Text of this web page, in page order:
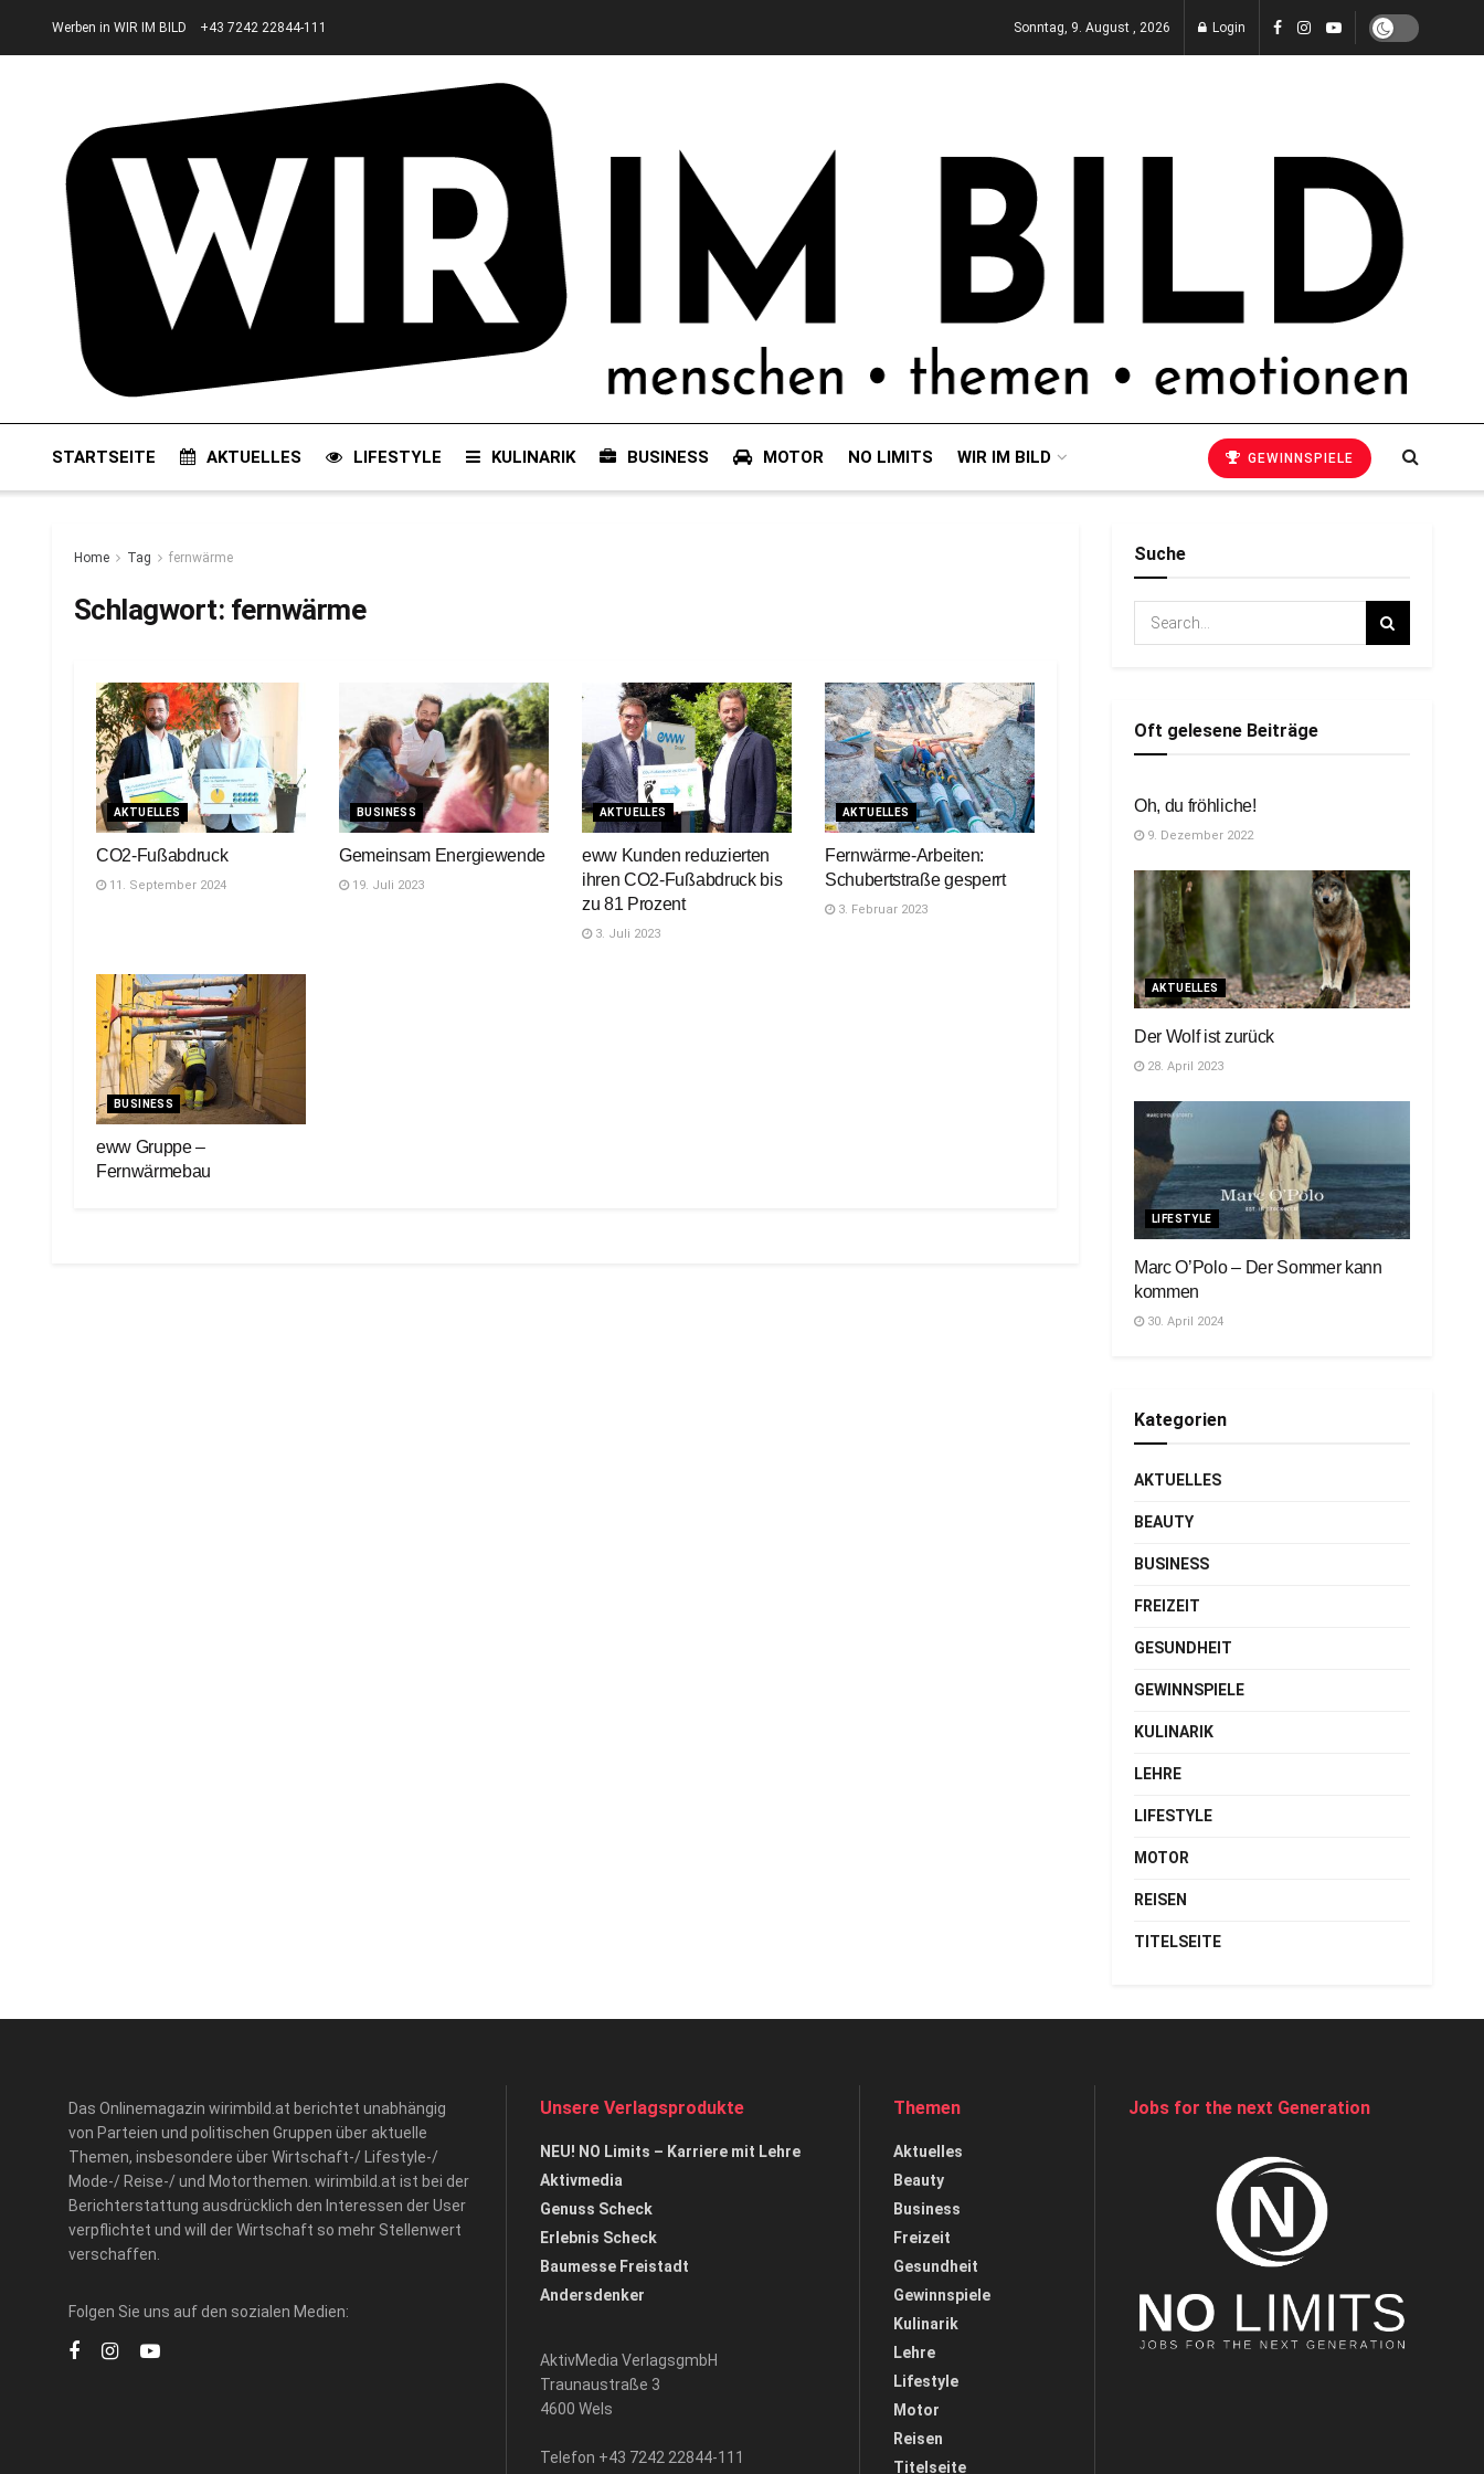
Werben in WIR IM BILD +43 7242 22844-111 Sonntag, 9. August , 2026 Login
STARTSEITE AKTUELLES LIFESTYLE KULINARIK BUSINESS MOTOR NO LIMITS WIR IM BILD GEWINNSPIELE
Home Tag fernwärme
Schlagwort: fernwärme
AKTUELLES
CO2-Fußabdruck
11. September 2024
BUSINESS
Gemeinsam Energiewende
19. Juli 2023
AKTUELLES
eww Kunden reduzierten
ihren CO2-Fußabdruck bis
zu 81 Prozent
3. Juli 2023
AKTUELLES
Fernwärme-Arbeiten:
Schubertstraße gesperrt
3. Februar 2023
BUSINESS
eww Gruppe –
Fernwärmebau
Suche
Oft gelesene Beiträge
TITELSEITE
Oh, du fröhliche!
9. Dezember 2022
AKTUELLES
Der Wolf ist zurück
28. April 2023
LIFESTYLE
Marc O’Polo – Der Sommer kann
kommen
30. April 2024
Kategorien
AKTUELLES
BEAUTY
BUSINESS
FREIZEIT
GESUNDHEIT
GEWINNSPIELE
KULINARIK
LEHRE
LIFESTYLE
MOTOR
REISEN
TITELSEITE
Das Onlinemagazin wirimbild.at berichtet unabhängig
von Parteien und politischen Gruppen über aktuelle
Themen, insbesondere über Wirtschaft-/ Lifestyle-/
Mode-/ Reise-/ und Motorthemen. wirimbild.at ist bei der
Berichterstattung ausdrücklich den Interessen der User
verpflichtet und will der Wirtschaft so mehr Stellenwert
verschaffen.
Folgen Sie uns auf den sozialen Medien:
Unsere Verlagsprodukte
NEU! NO Limits – Karriere mit Lehre
Aktivmedia
Genuss Scheck
Erlebnis Scheck
Baumesse Freistadt
Andersdenker
AktivMedia VerlagsgmbH
Traunaustraße 3
4600 Wels
Telefon +43 7242 22844-111
Themen
Aktuelles
Beauty
Business
Freizeit
Gesundheit
Gewinnspiele
Kulinarik
Lehre
Lifestyle
Motor
Reisen
Titelseite
Jobs for the next Generation